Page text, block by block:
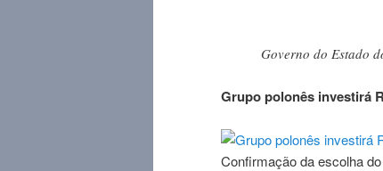
Governo do Estado
Grupo polonês investirá
Confirmação da escolha